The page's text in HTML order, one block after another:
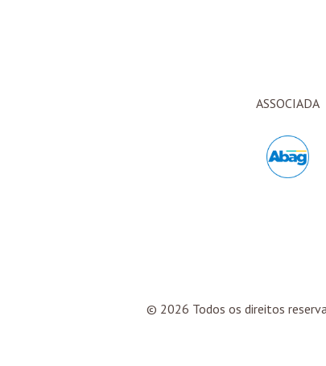
ASSOCIADA
© 2026 Todos os direitos